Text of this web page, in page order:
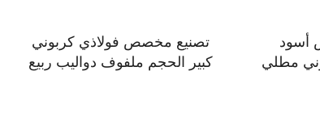
أسود
مطلي
تصنيع مخصص فولاذي كربوني
كبير الحجم ملفوف دواليب ربيع